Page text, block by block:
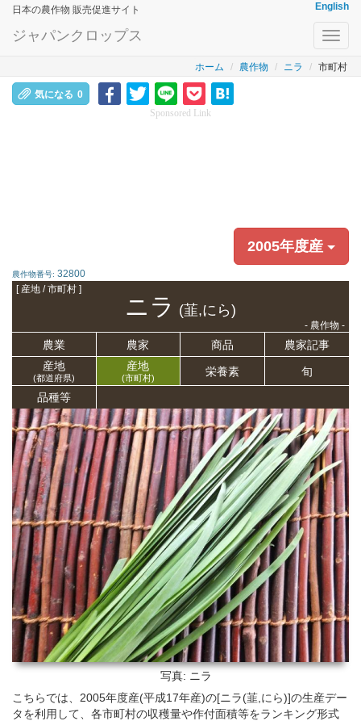
日本の農作物 販売促進サイト English
ジャパンクロップス
ホーム 農作物 ニラ 市町村
気になる 0
Sponsored Link
2005年度産
農作物番号: 32800
[ 産地 / 市町村 ]
ニラ (韮,にら)
- 農作物 -
農業 農家 商品
農家記事
産地
(都道府県)
産地
(市町村) 栄養素 旬
品種等
写真: ニラ
こちらでは、2005年度産(平成17年産)の[ニラ(韮,にら)]の生産デー
タを利用して、各市町村の収穫量や作付面積等をランキング形式